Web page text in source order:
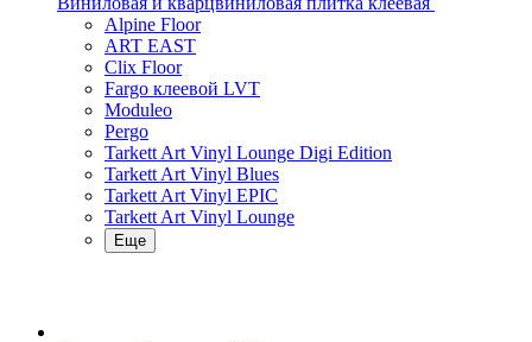
Alpine Floor
ART EAST
Clix Floor
Fargo клеевой LVT
Moduleo
Pergo
Tarkett Art Vinyl Lounge Digi Edition
Tarkett Art Vinyl Blues
Tarkett Art Vinyl EPIC
Tarkett Art Vinyl Lounge
Еще